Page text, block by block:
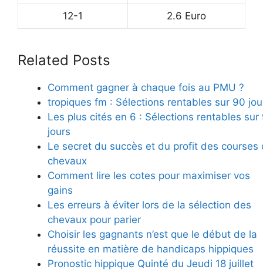
12-1 2.6 Euro
Related Posts
Comment gagner à chaque fois au PMU ?
tropiques fm : Sélections rentables sur 90
Les plus cités en 6 : Sélections rentables sur
jours
Le secret du succès et du profit des courses
chevaux
Comment lire les cotes pour maximiser vos
gains
Les erreurs à éviter lors de la sélection des
chevaux pour parier
Choisir les gagnants n’est que le début de la
réussite en matière de handicaps hippiques
Pronostic hippique Quinté du Jeudi 18 juillet